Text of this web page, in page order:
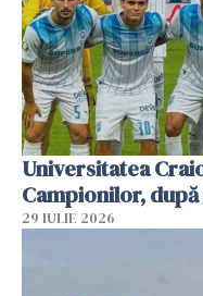
Universitatea
Campionilor,
29 IULIE 2026